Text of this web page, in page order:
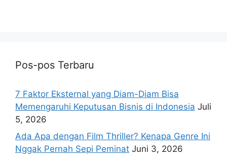
Pos-pos Terbaru
7 Faktor Eksternal yang Diam-Diam Bisa
Memengaruhi Keputusan Bisnis di Indonesia Juli
5, 2026
Ada Apa dengan Film Thriller? Kenapa Genre Ini
Nggak Pernah Sepi Peminat Juni 3, 2026